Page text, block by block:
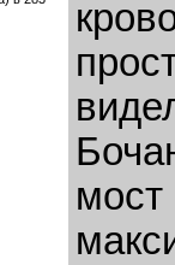
мост